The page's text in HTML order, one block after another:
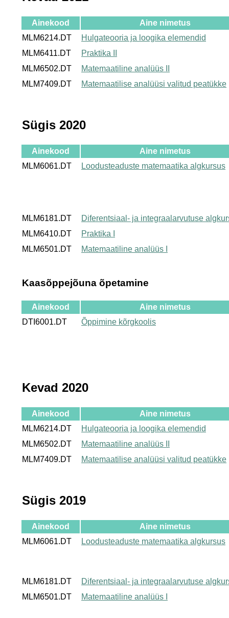
Ainekood
Aine nimetus
MLM6214.DT
Hulgateooria ja loogika elemendid
MLM6411.DT
Praktika II
MLM6502.DT
Matemaatiline analüüs II
MLM7409.DT
Matemaatilise analüüsi valitud peatükke
Sügis 2020
Ainekood
Aine nimetus
MLM6061.DT
Loodusteaduste matemaatika algkursus
MLM6181.DT
Diferentsiaal- ja integraalarvutuse
MLM6410.DT
Praktika I
MLM6501.DT
Matemaatiline analüüs I
Kaasõppejõuna õpetamine
Ainekood
Aine nimetus
DTI6001.DT
Õppimine kõrgkoolis
Kevad 2020
Ainekood
Aine nimetus
MLM6214.DT
Hulgateooria ja loogika elemendid
MLM6502.DT
Matemaatiline analüüs II
MLM7409.DT
Matemaatilise analüüsi valitud peatükke
Sügis 2019
Ainekood
Aine nimetus
MLM6061.DT
Loodusteaduste matemaatika algkursus
MLM6181.DT
Diferentsiaal- ja integraalarvutuse
MLM6501.DT
Matemaatiline analüüs I